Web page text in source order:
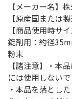
【メーカー名】
【原産国または
【商品使用時サ
錠剤用：約径
粉末
【諸注意】・本
には使用しないで
・本品を落とし